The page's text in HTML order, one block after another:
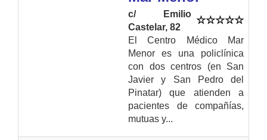
c/ Emilio
Castelar, 82
El Centro Médico Mar
Menor es una policlínica
con dos centros (en San
Javier y San Pedro del
Pinatar) que atienden a
pacientes de compañías,
mutuas y...